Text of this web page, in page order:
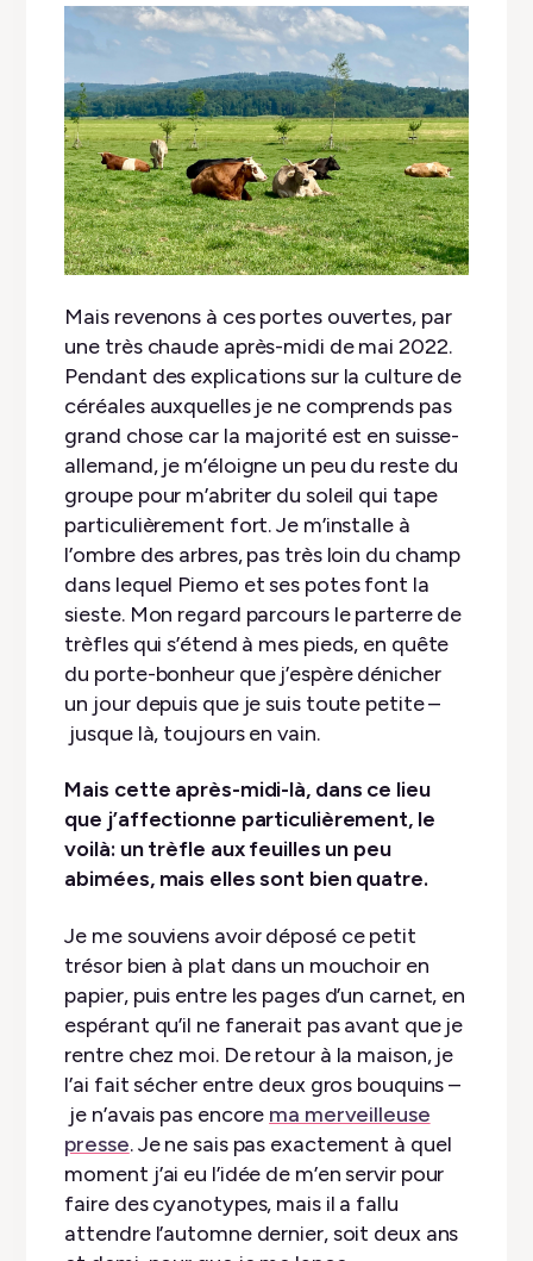
Mais revenons à ces portes ouvertes, par
une très chaude après-midi de mai 2022.
Pendant des explications sur la culture de
céréales auxquelles je ne comprends pas
grand chose car la majorité est en suisse-
allemand, je m’éloigne un peu du reste du
groupe pour m’abriter du soleil qui tape
particulièrement fort. Je m’installe à
l’ombre des arbres, pas très loin du champ
dans lequel Piemo et ses potes font la
sieste. Mon regard parcours le parterre de
trèfles qui s’étend à mes pieds, en quête
du porte-bonheur que j’espère dénicher
un jour depuis que je suis toute petite –
jusque là, toujours en vain.
Mais cette après-midi-là, dans ce lieu
que j’affectionne particulièrement, le
voilà: un trèfle aux feuilles un peu
abimées, mais elles sont bien quatre.
Je me souviens avoir déposé ce petit
trésor bien à plat dans un mouchoir en
papier, puis entre les pages d’un carnet, en
espérant qu’il ne fanerait pas avant que je
rentre chez moi. De retour à la maison, je
l’ai fait sécher entre deux gros bouquins –
je n’avais pas encore ma merveilleuse
presse. Je ne sais pas exactement à quel
moment j’ai eu l’idée de m’en servir pour
faire des cyanotypes, mais il a fallu
attendre l’automne dernier, soit deux ans